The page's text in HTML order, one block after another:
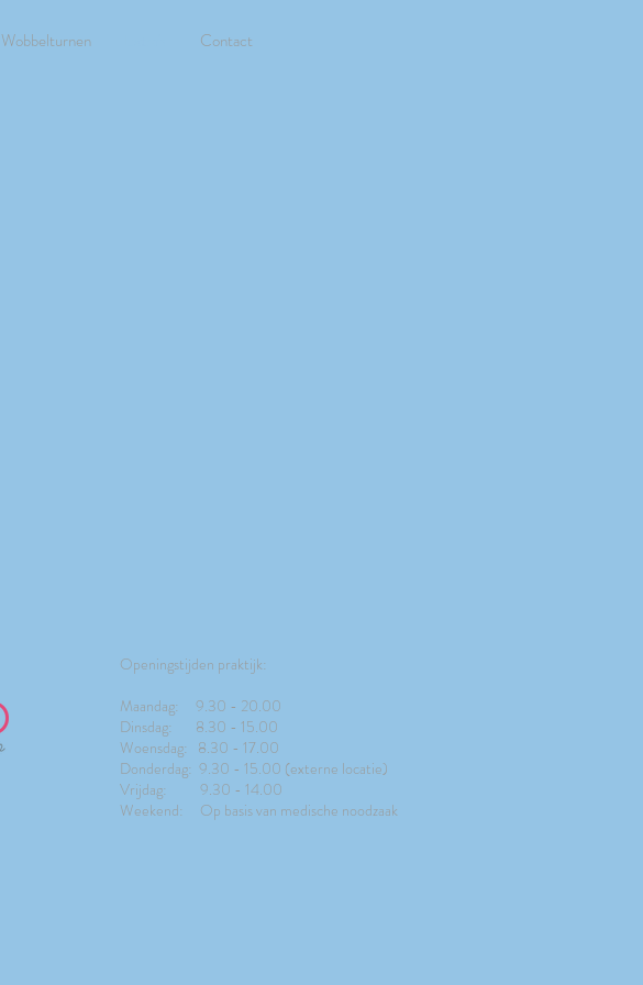
Wobbelturnen Contact
Openingstijden praktijk:
Maandag: 9.30 - 20.00
Dinsdag: 8.30 - 15.00
Woensdag: 8.30 - 17.00
Donderdag: 9.30 - 15.00 (externe locatie)
Vrijdag: 9.30 - 14.00
Weekend: Op basis van medische noodzaak